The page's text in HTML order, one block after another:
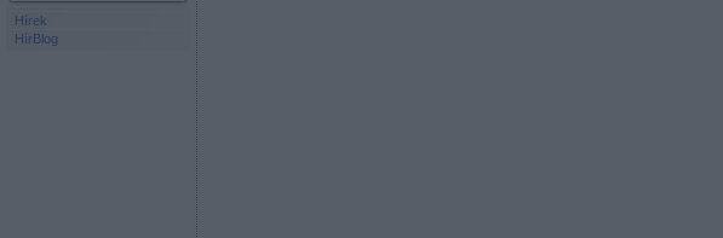
Hírek
HírBlog